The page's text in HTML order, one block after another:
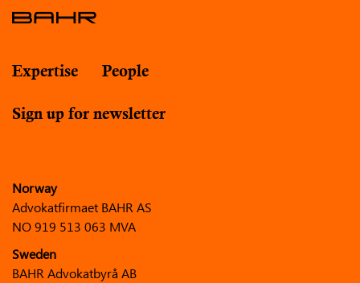
Expertise People
Sign up for newsletter
Norway
Advokatfirmaet BAHR AS
NO 919 513 063 MVA
Sweden
BAHR Advokatbyrå AB